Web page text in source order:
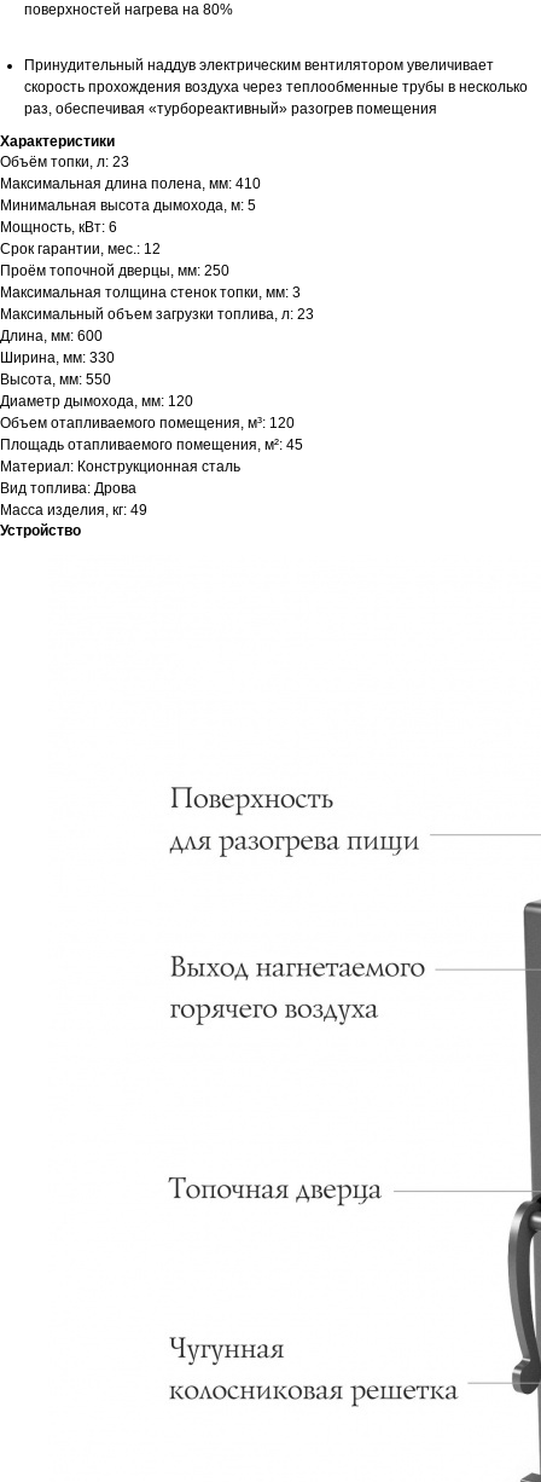
поверхностей нагрева на 80%
Принудительный наддув электрическим вентилятором увеличивает
скорость прохождения воздуха через теплообменные трубы в несколько
раз, обеспечивая «турбореактивный» разогрев помещения
Характеристики
Объём топки, л: 23
Максимальная длина полена, мм: 410
Минимальная высота дымохода, м: 5
Мощность, кВт: 6
Срок гарантии, мес.: 12
Проём топочной дверцы, мм: 250
Максимальная толщина стенок топки, мм: 3
Максимальный объем загрузки топлива, л: 23
Длина, мм: 600
Ширина, мм: 330
Высота, мм: 550
Диаметр дымохода, мм: 120
Объем отапливаемого помещения, м³: 120
Площадь отапливаемого помещения, м²: 45
Материал: Конструкционная сталь
Вид топлива: Дрова
Масса изделия, кг: 49
Устройство